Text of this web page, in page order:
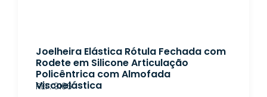
Joelheira Elástica Rótula Fechada com
Rodete em Silicone Articulação
Policêntrica com Almofada
Viscoelástica
REF: 9106